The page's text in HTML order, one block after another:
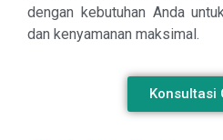
dengan kebutuhan Anda
dan kenyamanan maksimal.
Konsultasi